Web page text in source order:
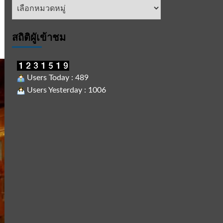
หัวข้อ
สถิติผูัเข้าชม
Users Today : 489
Users Yesterday : 1006